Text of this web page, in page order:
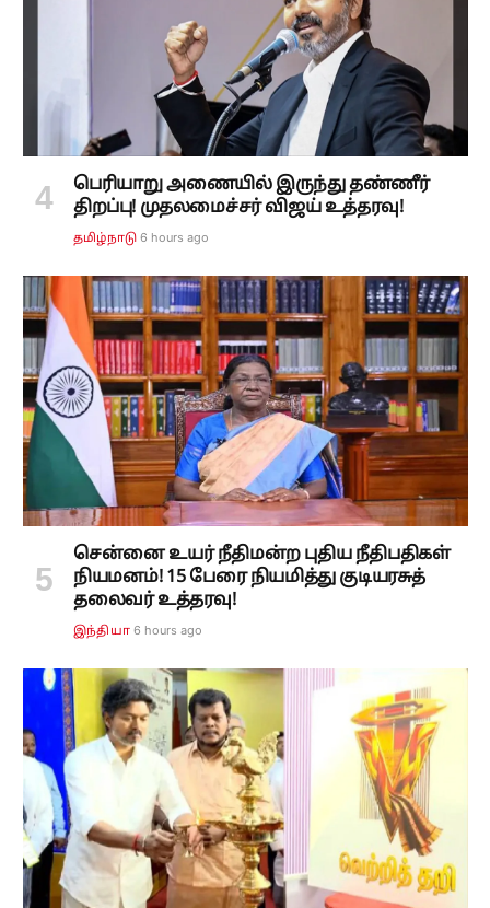
பெரியாறு அணையில் இருந்து தண்ணீர்
திறப்பு! முதலமைச்சர் விஜய் உத்தரவு!
தமிழ்நாடு 6 hours ago
சென்னை உயர் நீதிமன்ற புதிய நீதிபதிகள்
நியமனம்! 15 பேரை நியமித்து குடியரசுத்
தலைவர் உத்தரவு!
இந்தியா 6 hours ago